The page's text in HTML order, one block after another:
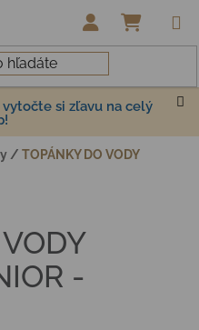
si zľavu na celý
/ TOPÁNKY DO VODY
-